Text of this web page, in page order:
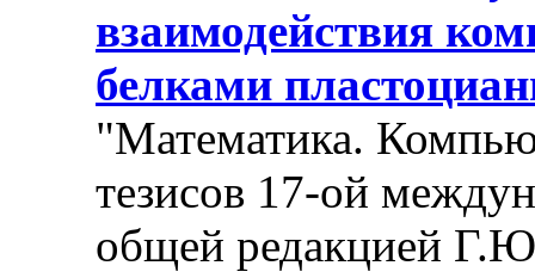
взаимодействия
белками
"Математика.
тезисов 17-ой
общей редакцией